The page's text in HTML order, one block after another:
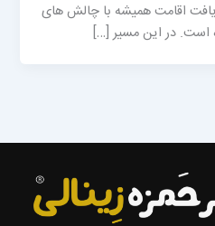
اقامت همیشه با چالش های
است. در این مسیر […]